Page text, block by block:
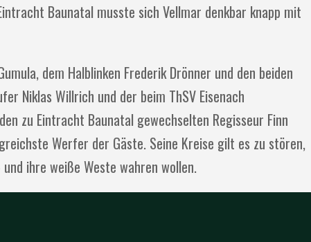
Baunatal musste sich Vellmar denkbar knapp mit
dem Halblinken Frederik Drönner und den beiden
Niklas Willrich und der beim ThSV Eisenach
zu Eintracht Baunatal gewechselten Regisseur Finn
Werfer der Gäste. Seine Kreise gilt es zu stören,
ihre weiße Weste wahren wollen.